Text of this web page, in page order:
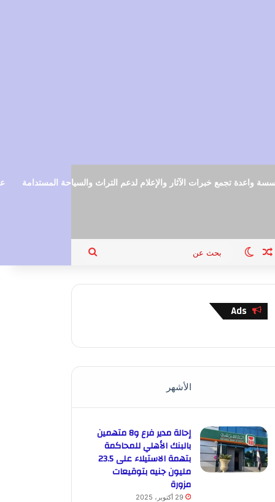
واعدة تجمع خبرات الآثار والإعلام لدعم التراث والسياحة المستدامة
الدخول
مقال عشوائي
الوضع المظلم
بحث
Ads
الأشهر
إحالة مدير فرع و8 متهمين
بالبنك الأهلي للمحاكمة
بتهمة الاستيلاء على 23.5
مليون جنيه بتوقيعات
مزورة
29 أكتوبر، 2025